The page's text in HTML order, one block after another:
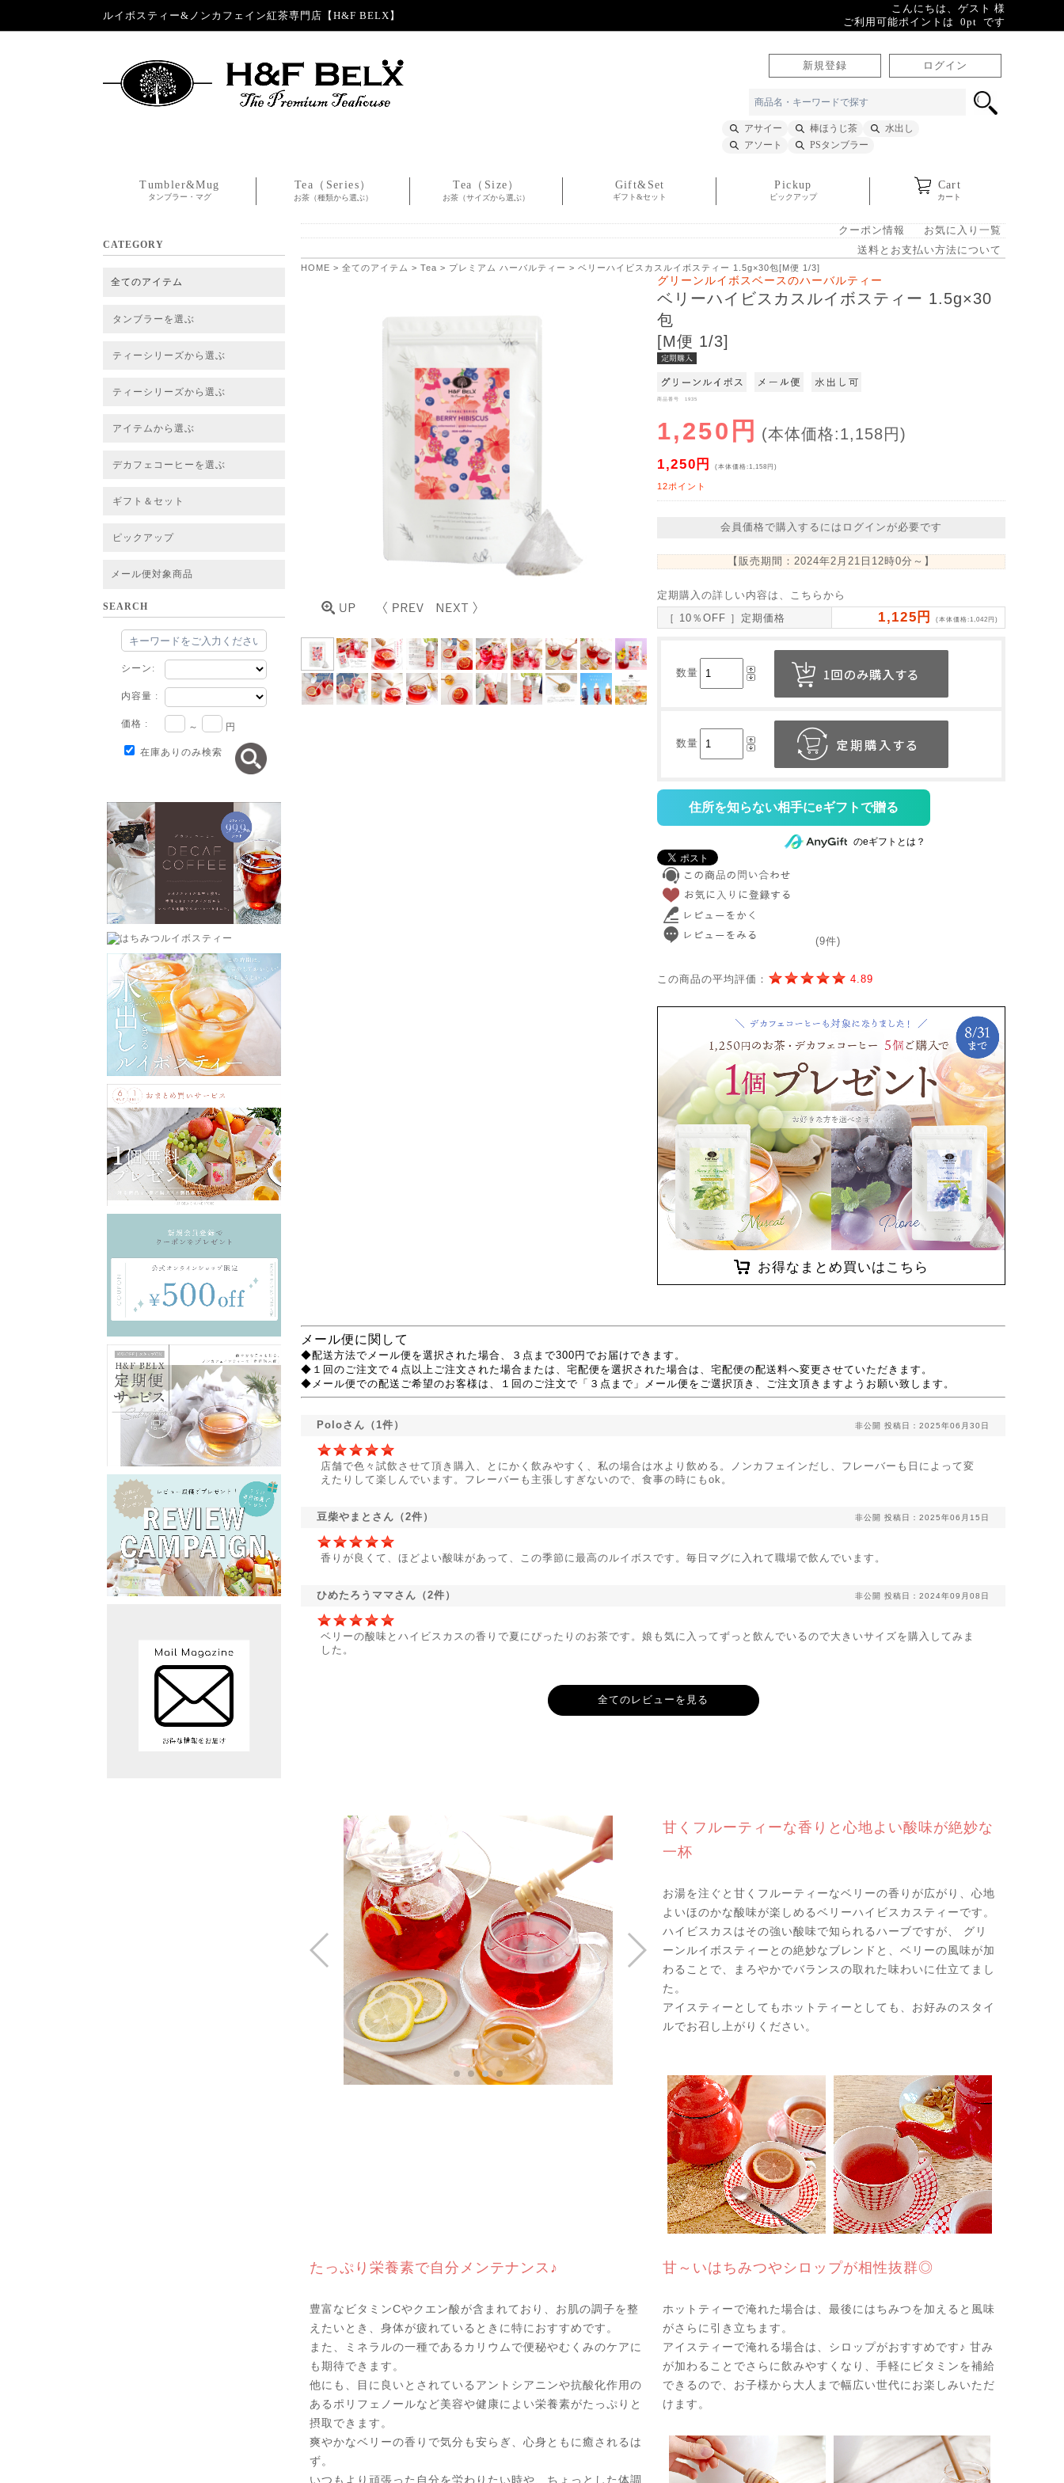
ルイボスティー&ノンカフェイン紅茶専門店【H&F BELX】
こんにちは、ゲスト 様
ご利用可能ポイントは 0pt です
新規登録 ログイン
アサイー 棒ほうじ茶
水出し
アソート
PSタンブラー
Tumbler&Mug
タンブラー・マグ
Tea（Series）
お茶（種類から選ぶ）
Tea（Size）
お茶（サイズから選ぶ）
Gift&Set
ギフト&セット
Pickup
ピックアップ
Cart
カート
CATEGORY
全てのアイテム
タンブラーを選ぶ
ティーシリーズから選ぶ
ティーシリーズから選ぶ
アイテムから選ぶ
デカフェコーヒーを選ぶ
ギフト＆セット
ピックアップ
メール便対象商品
SEARCH
シーン:
内容量 :
価格 : ～ 円
在庫ありのみ検索
クーポン情報
お気に入り一覧
送料とお支払い方法について
HOME > 全てのアイテム > Tea > プレミアム ハーバルティー > ベリーハイビスカスルイボスティー 1.5g×30包[M便 1/3]
グリーンルイボスベースのハーバルティー
ベリーハイビスカスルイボスティー 1.5g×30
包
[M便 1/3]
商品番号 1935
1,250円 (本体価格:1,158円)
1,250円 (本体価格:1,158円)
12ポイント
会員価格で購入するにはログインが必要です
【販売期間： 2024年2月21日12時0分 ～】
定期購入の詳しい内容は、こちらから
［ 10％OFF ］定期価格
1,125円 (本体価格:1,042円)
数量
数量
住所を知らない相手にeギフトで贈る
のeギフトとは？
(9件)
この商品の平均評価： 4.89
お得なまとめ買いはこちら
メール便に関して
◆配送方法でメール便を選択された場合、３点まで300円でお届けできます。
◆１回のご注文で４点以上ご注文された場合または、宅配便を選択された場合は、宅配便の配送料へ変更させていただきます。
◆メール便での配送ご希望のお客様は、１回のご注文で「３点まで」メール便をご選択頂き、ご注文頂きますようお願い致します。
Poloさん（1件） 非公開 投稿日：2025年06月30日
店舗で色々試飲させて頂き購入、とにかく飲みやすく、私の場合は水より飲める。ノンカフェインだし、フレーバーも日によって変
えたりして楽しんでいます。フレーバーも主張しすぎないので、食事の時にもok。
豆柴やまとさん（2件） 非公開 投稿日：2025年06月15日
香りが良くて、ほどよい酸味があって、この季節に最高のルイボスです。毎日マグに入れて職場で飲んでいます。
ひめたろうママさん（2件） 非公開 投稿日：2024年09月08日
ベリーの酸味とハイビスカスの香りで夏にぴったりのお茶です。娘も気に入ってずっと飲んでいるので大きいサイズを購入してみま
した。
全てのレビューを見る
甘くフルーティーな香りと心地よい酸味が絶妙な
一杯
お湯を注ぐと甘くフルーティーなベリーの香りが広がり、心地
よいほのかな酸味が楽しめるベリーハイビスカスティーです。
ハイビスカスはその強い酸味で知られるハーブですが、 グリ
ーンルイボスティーとの絶妙なブレンドと、ベリーの風味が加
わることで、まろやかでバランスの取れた味わいに仕立てまし
た。
アイスティーとしてもホットティーとしても、お好みのスタイ
ルでお召し上がりください。
たっぷり栄養素で自分メンテナンス♪
豊富なビタミンCやクエン酸が含まれており、お肌の調子を整
えたいとき、身体が疲れているときに特におすすめです。
また、ミネラルの一種であるカリウムで便秘やむくみのケアに
も期待できます。
他にも、目に良いとされているアントシアニンや抗酸化作用の
あるポリフェノールなど美容や健康によい栄養素がたっぷりと
摂取できます。
爽やかなベリーの香りで気分も安らぎ、心身ともに癒されるは
ず。
いつもより頑張った自分を労わりたい時や、ちょっとした体調
甘～いはちみつやシロップが相性抜群◎
ホットティーで淹れた場合は、最後にはちみつを加えると風味
がさらに引き立ちます。
アイスティーで淹れる場合は、シロップがおすすめです♪ 甘み
が加わることでさらに飲みやすくなり、手軽にビタミンを補給
できるので、お子様から大人まで幅広い世代にお楽しみいただ
けます。